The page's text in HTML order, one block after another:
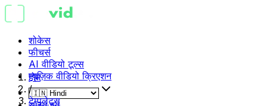
शोकेस
फीचर्स
AI वीडियो टूल्स
म्यूज़िक वीडियो क्रिएशन
होम
/
टेम्पलेट्स